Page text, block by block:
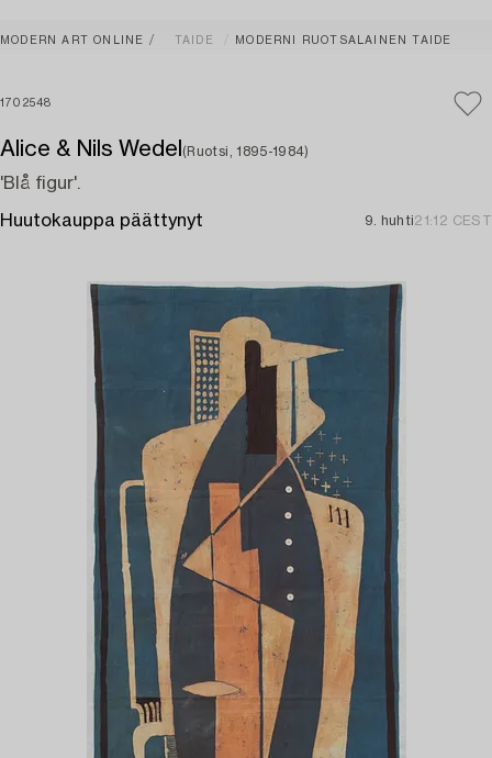
MODERN ART ONLINE TAIDE MODERNI RUOTSALAINEN TAIDE
1702548
Alice & Nils Wedel (Ruotsi, 1895-1984)
'Blå figur'.
Huutokauppa päättynyt 9. huhti21:12 CEST